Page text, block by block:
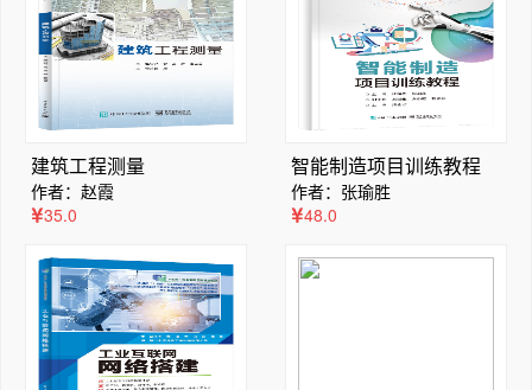
建筑工程测量
作者：赵霞
35.0
智能制造项目训练教程
作者：张瑜胜
48.0